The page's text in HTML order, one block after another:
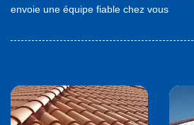
envoie une équipe fiable chez vous